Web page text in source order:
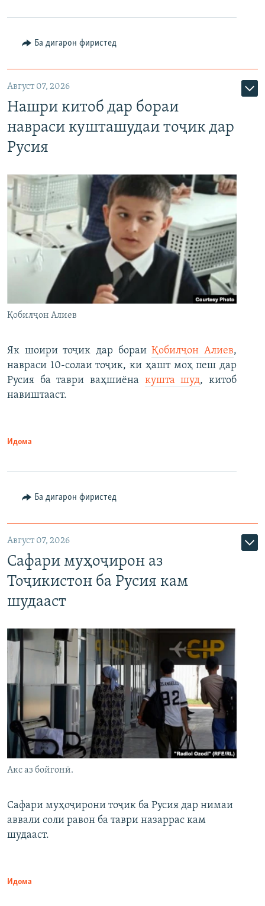
Ба дигарон фиристед
Август 07, 2026
Нашри китоб дар бораи
навраси кушташудаи тоҷик дар
Русия
Қобилҷон Алиев
Як шоири тоҷик дар бораиҚобилҷон Алиев,
навраси 10-солаи тоҷик, ки ҳашт моҳ пеш дар
Русия ба таври ваҳшиёна кушта шуд, китоб
навиштааст.
Идома
Ба дигарон фиристед
Август 07, 2026
Сафари муҳоҷирон аз
Тоҷикистон ба Русия кам
шудааст
Акс аз бойгонӣ.
Сафари муҳоҷирони тоҷик ба Русия дар нимаи
аввали соли равон ба таври назаррас кам
шудааст.
Идома